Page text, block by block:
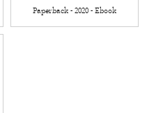
Paperback - 2020 - Ebook